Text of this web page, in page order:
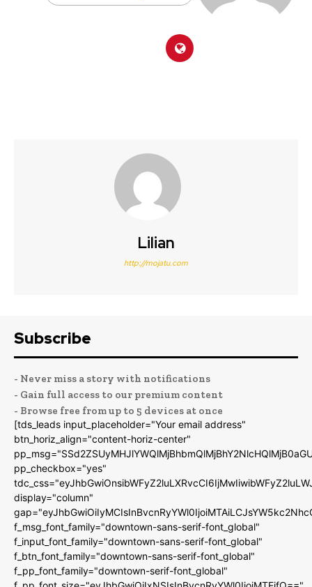
Lilian
http://mojatu.com
Subscribe
- Never miss a story with notifications
- Gain full access to our premium content
- Browse free from up to 5 devices at once
[tds_leads input_placeholder="Your email address"
btn_horiz_align="content-horiz-center"
pp_checkbox="yes"
display="column"
f_msg_font_family="downtown-sans-serif-font_global"
f_input_font_family="downtown-sans-serif-font_global"
f_btn_font_family="downtown-sans-serif-font_global"
f_pp_font_family="downtown-serif-font_global"